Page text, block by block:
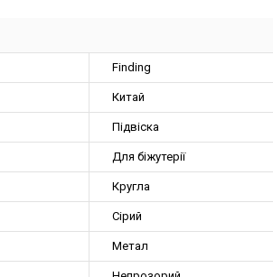
Finding
Китай
Підвіска
Для біжутерії
Кругла
Сірий
Метал